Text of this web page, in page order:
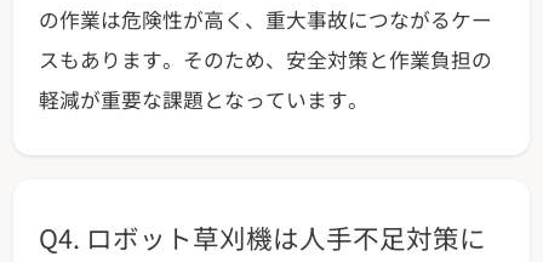
の作業は危険性が高く、重大事故につながるケー
スもあります。そのため、安全対策と作業負担の
軽減が重要な課題となっています。
Q4. ロボット草刈機は人手不足対策に